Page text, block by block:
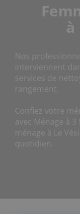
à
Nos
interviennent
services de
rangement.
Confiez votre
avec Ménage à
ménage à Le
quotidien.